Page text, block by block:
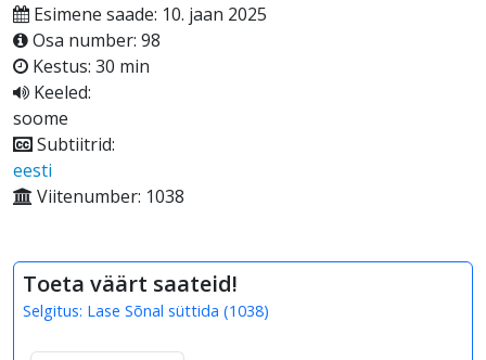
Esimene saade: 10. jaan 2025
Osa number: 98
Kestus: 30 min
Keeled:
soome
Subtiitrid:
eesti
Viitenumber: 1038
Toeta väärt saateid!
Selgitus: Lase Sõnal süttida (1038)